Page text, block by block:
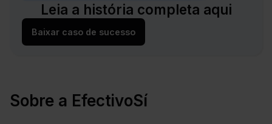
Leia a história completa aqui
Baixar caso de sucesso
Sobre a EfectivoSí